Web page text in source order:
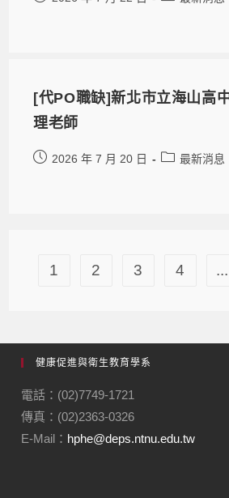
[代PO職缺]新北市立海山高
理老師
2026 年 7 月 20 日 最新消息
1 2 3 4 ...
健康促進與衛生教育學系
電話：(02)7749-1721
傳真：(02)2363-0326
E-Mail： hphe@deps.ntnu.edu.tw